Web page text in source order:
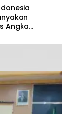
Angka
Rapuh